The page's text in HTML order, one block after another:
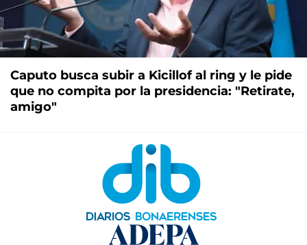
Caputo busca subir a Kicillof al ring y le pide
que no compita por la presidencia: "Retirate,
amigo"